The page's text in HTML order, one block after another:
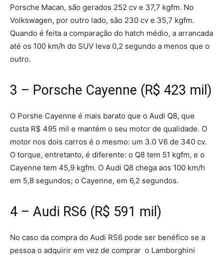
Porsche Macan, são gerados 252 cv e 37,7 kgfm. No
Volkswagen, por outro lado, são 230 cv e 35,7 kgfm.
Quando é feita a comparação do hatch médio, a arrancada
até os 100 km/h do SUV leva 0,2 segundo a menos que o
outro.
3 – Porsche Cayenne (R$ 423 mil)
O Porshe Cayenne é mais barato que o Audi Q8, que
custa R$ 495 mil e mantém o seu motor de qualidade. O
motor nos dois carros é o mesmo: um 3.0 V6 de 340 cv.
O torque, entretanto, é diferente: o Q8 tem 51 kgfm, e o
Cayenne tem 45,9 kgfm. O Audi Q8 chega aos 100 km/h
em 5,8 segundos; o Cayenne, em 6,2 segundos.
4 – Audi RS6 (R$ 591 mil)
No caso da compra do Audi RS6 pode ser benéfico se a
pessoa o adquirir em vez de comprar o Lamborghini